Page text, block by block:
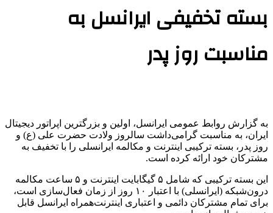
بسته تخفیفی ایرانسل به
مناسبت روز پدر
به گزارش روابط عمومی ایرانسل، اولین و بزرگترین اپراتور دیجیتال
ایران، به مناسبت گرامی‌داشت سالروز ولادت حضرت علی (ع) و
روز پدر، بسته ترکیبی اینترنت و مکالمه ایرانسلی را با تخفیف به
مشترکان خود ارائه کرده است.
این بسته ترکیبی که شامل ۵ گیگابایت اینترنت و ۵ ساعت مکالمه
درون‌شبکه (ایرانسلی) با اعتبار ۱۰ روز از زمان فعال‌سازی است،
برای تمام مشترکان دائمی و اعتباری اینترنت‌همراه ایرانسل قابل